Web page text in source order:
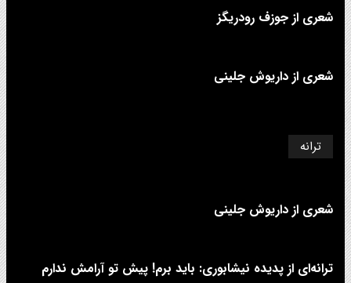
شعری از جوزف رودریگز
شعری از داریوش جلینی
ترانه
شعری از داریوش جلینی
ترانه‌ای از پدیده نیشابوری: باید برم! پیش تو آرامش ندارم